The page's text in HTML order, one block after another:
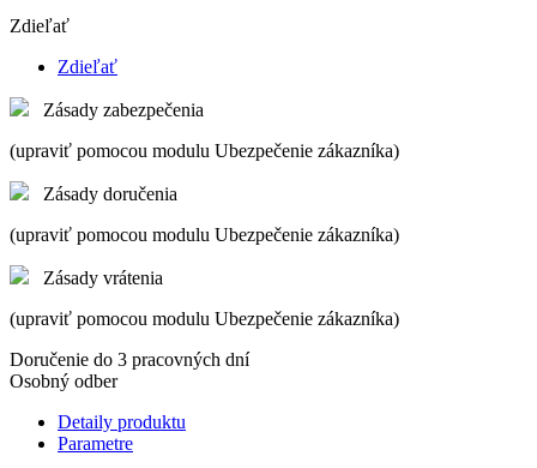
Zdieľať
Zdieľať
Zásady zabezpečenia
(upraviť pomocou modulu Ubezpečenie zákazníka)
Zásady doručenia
(upraviť pomocou modulu Ubezpečenie zákazníka)
Zásady vrátenia
(upraviť pomocou modulu Ubezpečenie zákazníka)
Doručenie do 3 pracovných dní
Osobný odber
Detaily produktu
Parametre